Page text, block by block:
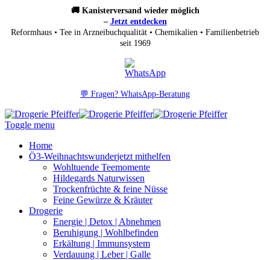
🚚 Kanisterversand wieder möglich
– Jetzt entdecken
Reformhaus • Tee in Arzneibuchqualität • Chemikalien • Familienbetrieb
seit 1969
💬 Fragen? WhatsApp-Beratung
Toggle menu
Home
Ö3-Weihnachtswunderjetzt mithelfen
Wohltuende Teemomente
Hildegards Naturwissen
Trockenfrüchte & feine Nüsse
Feine Gewürze & Kräuter
Drogerie
Energie | Detox | Abnehmen
Beruhigung | Wohlbefinden
Erkältung | Immunsystem
Verdauung | Leber | Galle